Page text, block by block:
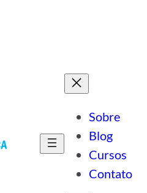
Sobre
Blog
Cursos
Contato